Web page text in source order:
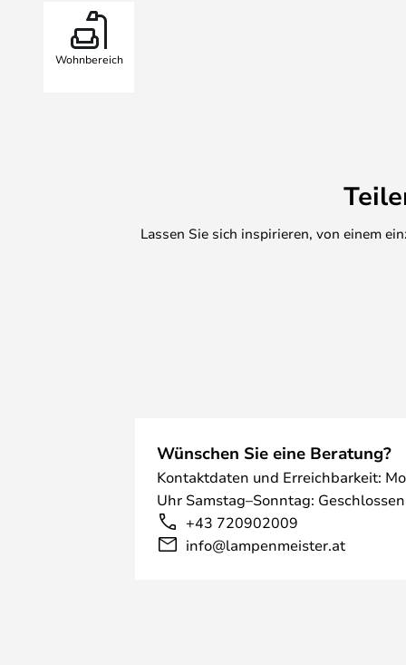
Wohnbereich
Lassen Sie sich inspirieren, von einem
Wünschen Sie eine Beratung?
Kontaktdaten und Erreichbarkeit:
Uhr Samstag–Sonntag: Geschlossen
+43 720902009
info@lampenmeister.at